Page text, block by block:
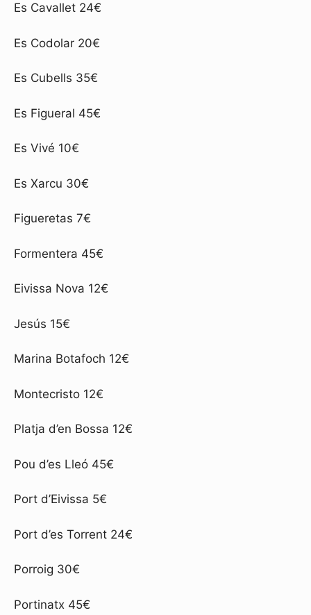
Es Cavallet 24€
Es Codolar 20€
Es Cubells 35€
Es Figueral 45€
Es Vivé 10€
Es Xarcu 30€
Figueretas 7€
Formentera 45€
Eivissa Nova 12€
Jesús 15€
Marina Botafoch 12€
Montecristo 12€
Platja d’en Bossa 12€
Pou d’es Lleó 45€
Port d’Eivissa 5€
Port d’es Torrent 24€
Porroig 30€
Portinatx 45€